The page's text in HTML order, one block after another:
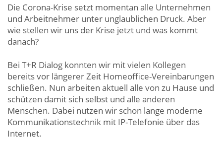
Die Corona-Krise setzt momentan alle Unternehmen
und Arbeitnehmer unter unglaublichen Druck. Aber
wie stellen wir uns der Krise jetzt und was kommt
danach?
Bei T+R Dialog konnten wir mit vielen Kollegen
bereits vor längerer Zeit Homeoffice-Vereinbarungen
schließen. Nun arbeiten aktuell alle von zu Hause und
schützen damit sich selbst und alle anderen
Menschen. Dabei nutzen wir schon lange moderne
Kommunikationstechnik mit IP-Telefonie über das
Internet.